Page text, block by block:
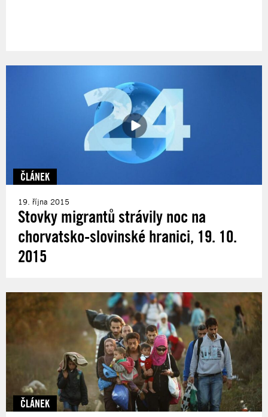
ČLÁNEK
19. října 2015
Stovky migrantů strávily noc na
chorvatsko-slovinské hranici, 19. 10.
2015
ČLÁNEK